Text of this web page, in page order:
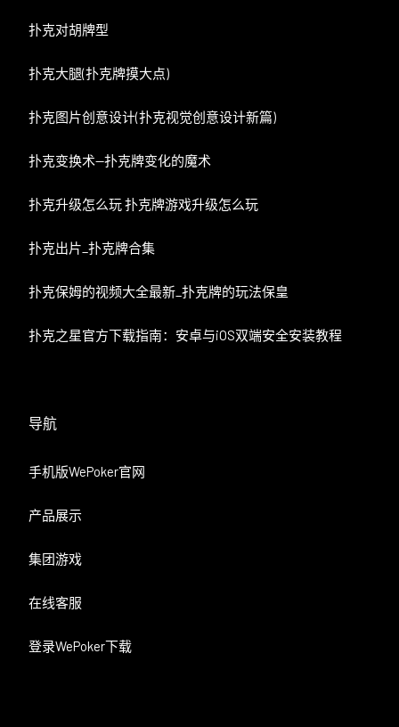
扑克对胡牌型
扑克大腿(扑克牌摸大点)
扑克图片创意设计(扑克视觉创意设计新篇)
扑克变换术—扑克牌变化的魔术
扑克升级怎么玩 扑克牌游戏升级怎么玩
扑克出片_扑克牌合集
扑克保姆的视频大全最新_扑克牌的玩法保皇
扑克之星官方下载指南：安卓与iOS双端安全安装教程
导航
手机版WePoker官网
产品展示
集团游戏
在线客服
登录WePoker下载